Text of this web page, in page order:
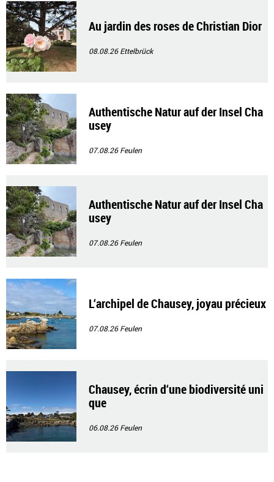
Au jardin des roses de Christian Dior
08.08.26Ettelbrück
Authentische Natur auf der Insel Cha
usey
07.08.26Feulen
Authentische Natur auf der Insel Cha
usey
07.08.26Feulen
L‘archipel de Chausey, joyau précieux
07.08.26Feulen
Chausey, écrin d‘une biodiversité uni
que
06.08.26Feulen